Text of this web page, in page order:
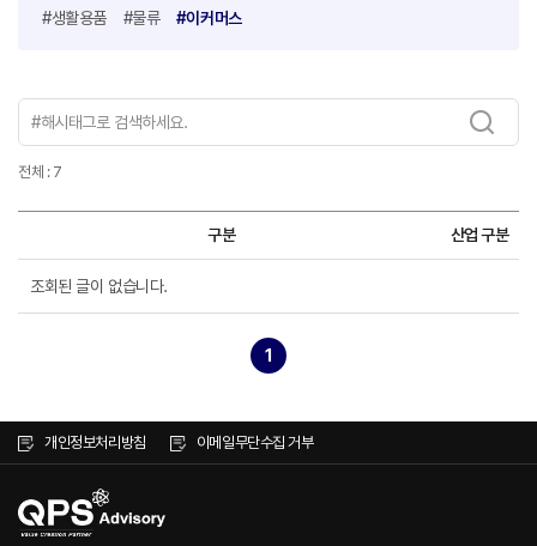
#생활용품
#물류 #이커머스
전체 : 7
구분 산업 구분
조회된 글이 없습니다.
1
개인정보처리방침 이메일무단수집 거부